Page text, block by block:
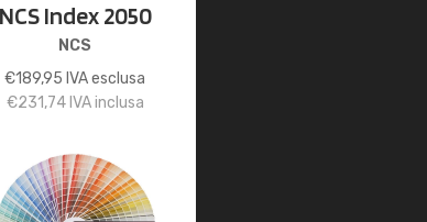
NCS Index 2050
NCS
€189,95 IVA esclusa
€231,74IVA inclusa